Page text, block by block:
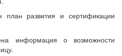
план развития и сертификации
информация о возможности